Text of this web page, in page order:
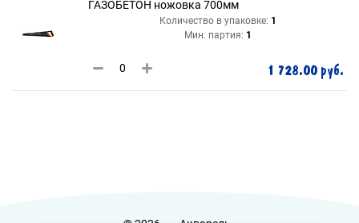
ГАЗОБЕТОН ножовка 700мм
Количество в упаковке: 1
Мин. партия: 1
1 728.00 руб.